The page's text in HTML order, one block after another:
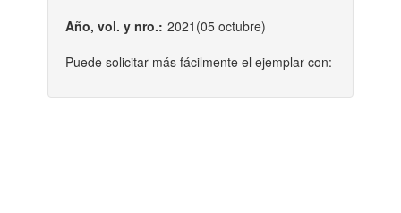
Año, vol. y nro.: 2021(05 octubre)
Puede solicitar más fácilmente el ejemplar con: